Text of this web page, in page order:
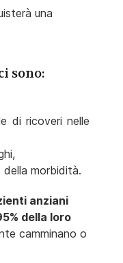
una
sono:
di ricoveri nelle
morbidità.
anziani
della loro
camminano o